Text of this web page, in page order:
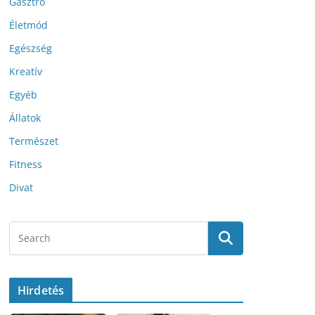
Életmód
Egészség
Kreatív
Egyéb
Állatok
Természet
Fitness
Divat
Hirdetés